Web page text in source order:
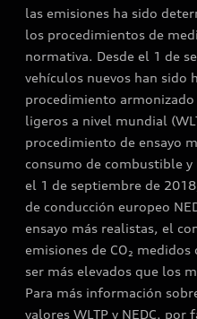
las emisiones ha sido
los procedimientos de
normativa. Desde el 1 de
vehículos nuevos han sido
procedimiento armonizado
ligeros a nivel mundial
procedimiento de ensayo
consumo de combustible y
el 1 de septiembre de
de conducción europeo
ensayo más realistas, el
emisiones de CO₂
ser más elevados que los
Para más información
valores WLTP y NEDC,